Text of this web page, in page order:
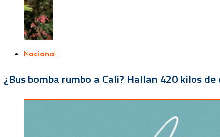
Nacional
¿Bus bomba rumbo a Cali? Hallan 420 kilos